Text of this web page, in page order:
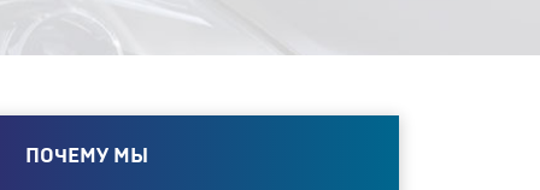
ПОЧЕМУ МЫ